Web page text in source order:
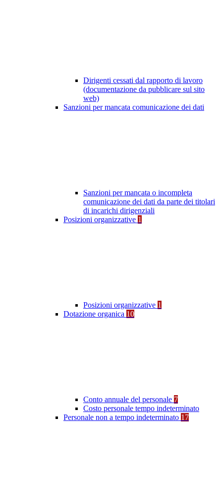
Dirigenti cessati dal rapporto di lavoro
(documentazione da pubblicare sul sito
web)
Sanzioni per mancata comunicazione dei dati
Sanzioni per mancata o incompleta
comunicazione dei dati da parte dei titolari
di incarichi dirigenziali
Posizioni organizzative 1
Posizioni organizzative 1
Dotazione organica 10
Conto annuale del personale 7
Costo personale tempo indeterminato
Personale non a tempo indeterminato 17